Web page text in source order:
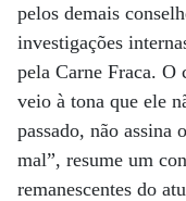
pelos demais
investigações
pela Carne Fraca. O
veio à tona que ele
passado, não assina
mal”, resume um
remanescentes do